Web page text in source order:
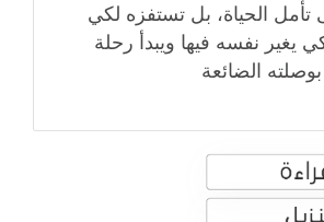
الحياة، بل تستفزه لكي
يغير نفسه فيها ويبدأ رحلة
الضائعة